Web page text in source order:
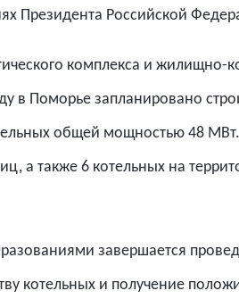
Президента Российской
комплекса и жилищно-
в Поморье запланировано
общей мощностью 48
а также 6 котельных на
завершается
котельных и получение